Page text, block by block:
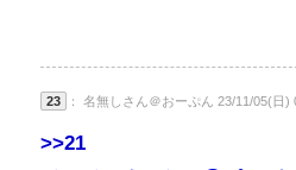
23 ： 名無しさん＠おーぷん 23/11/05(日)
>>21